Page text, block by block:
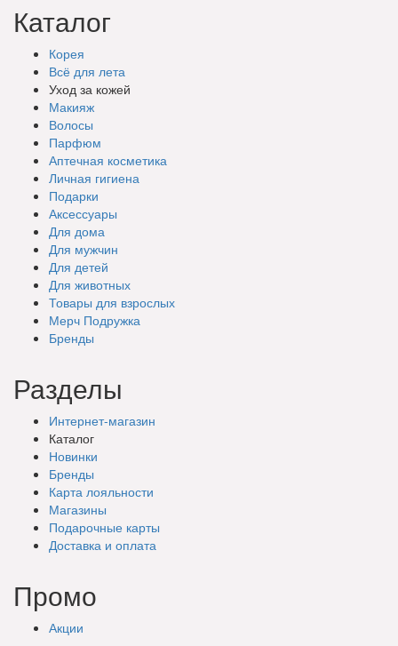
Каталог
Корея
Всё для лета
Уход за кожей
Макияж
Волосы
Парфюм
Аптечная косметика
Личная гигиена
Подарки
Аксессуары
Для дома
Для мужчин
Для детей
Для животных
Товары для взрослых
Мерч Подружка
Бренды
Разделы
Интернет-магазин
Каталог
Новинки
Бренды
Карта лояльности
Магазины
Подарочные карты
Доставка и оплата
Промо
Акции